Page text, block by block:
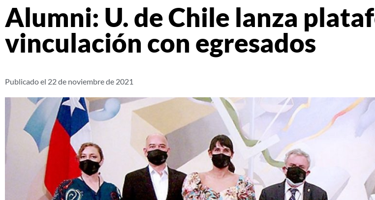
Alumni: U. de Chile lanza
vinculación con egresados
Publicado el 22 de noviembre de 2021